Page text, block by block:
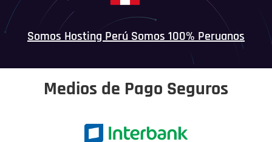
Somos Hosting Perú Somos 100% Peruanos
Medios de Pago Seguros